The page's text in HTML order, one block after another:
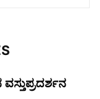
ವಸ್ತುಪ್ರದರ್ಶನ